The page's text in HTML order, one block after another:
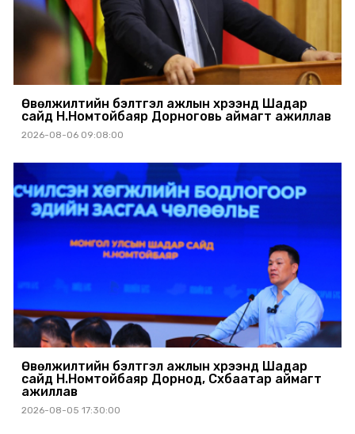
Өвөлжилтийн бэлтгэл ажлын хүрээнд Шадар
сайд Н.Номтойбаяр Дорноговь аймагт ажиллав
2026-08-06 09:08:00
Өвөлжилтийн бэлтгэл ажлын хүрээнд Шадар
сайд Н.Номтойбаяр Дорнод, Сүхбаатар аймагт
ажиллав
2026-08-05 17:30:00